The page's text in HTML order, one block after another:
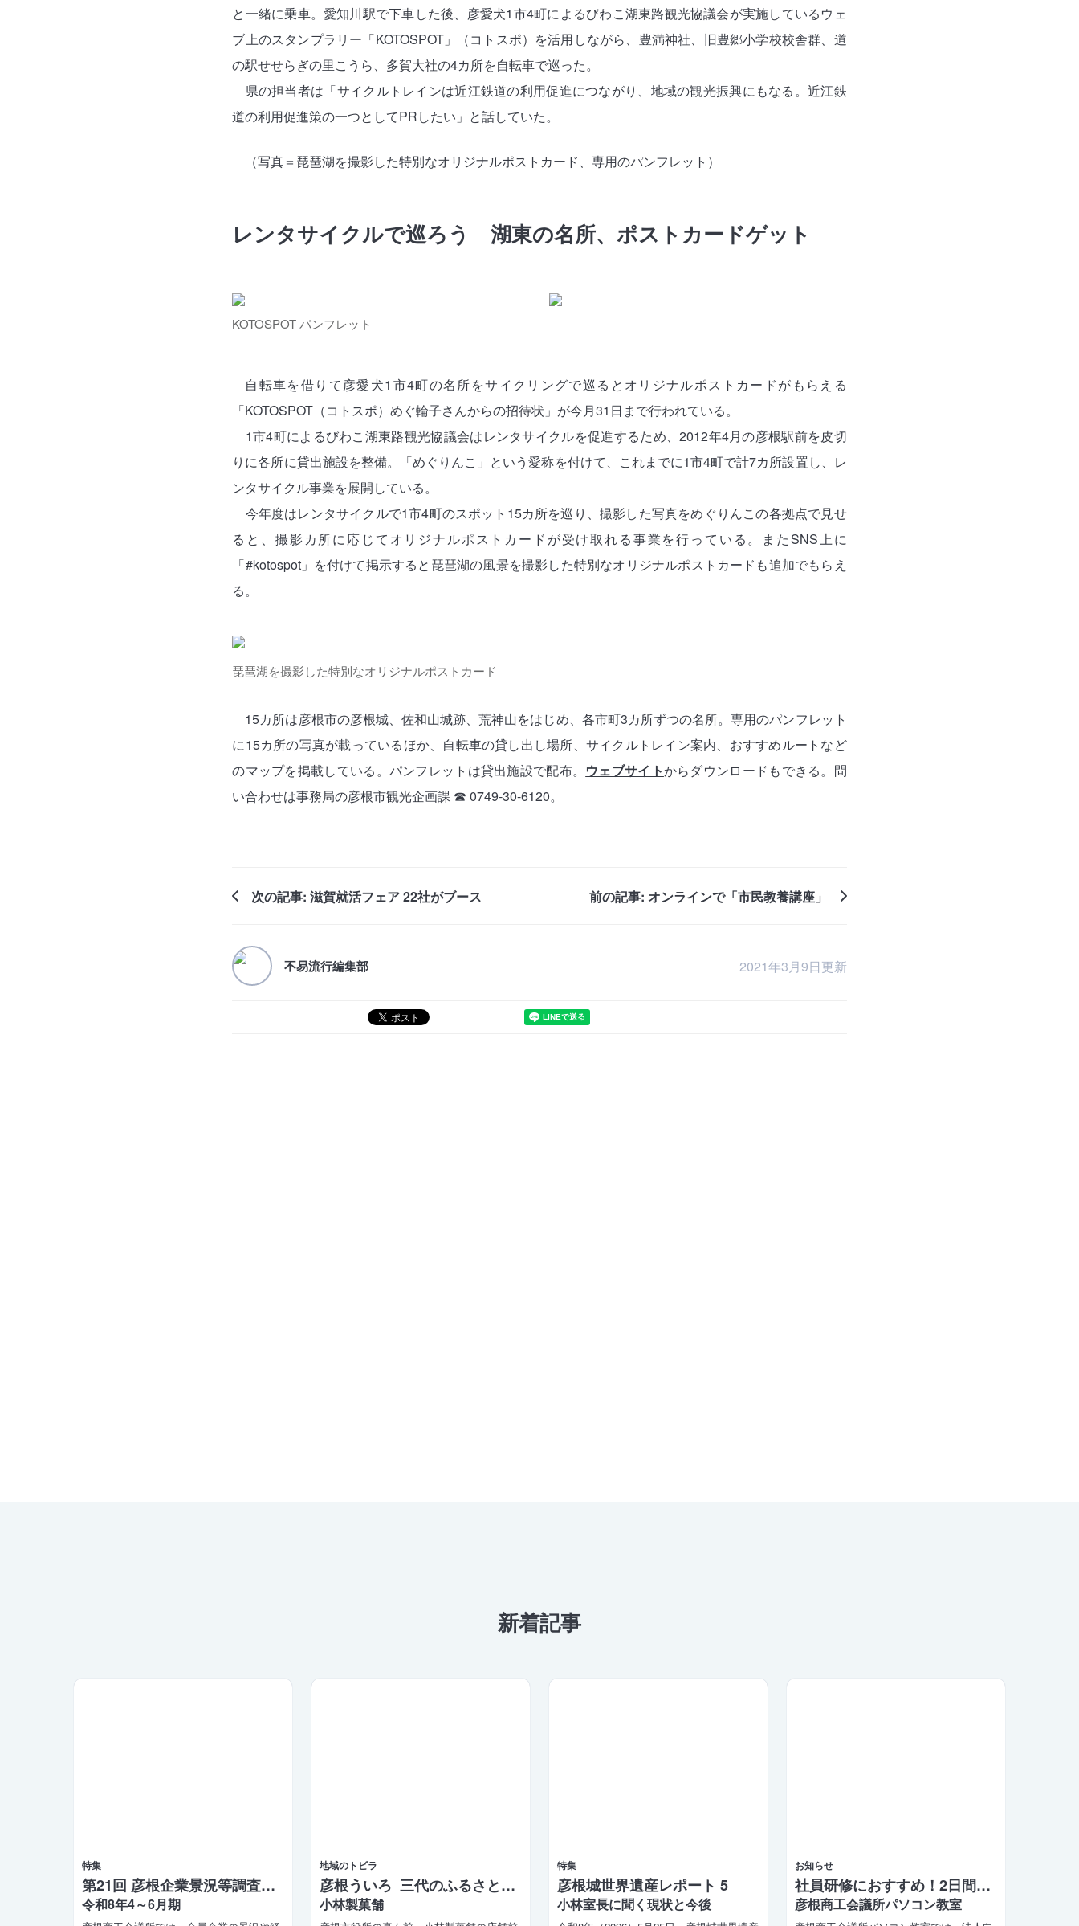
と一緒に乗車。愛知川駅で下車した後、彦愛犬1市4町によるびわこ湖東路観光協議会が実施しているウェ
ブ上のスタンプラリー「KOTOSPOT」（コトスポ）を活用しながら、豊満神社、旧豊郷小学校校舎群、道
の駅せせらぎの里こうら、多賀大社の4カ所を自転車で巡った。
県の担当者は「サイクルトレインは近江鉄道の利用促進につながり、地域の観光振興にもなる。近江鉄
道の利用促進策の一つとしてPRしたい」と話していた。
（写真＝琵琶湖を撮影した特別なオリジナルポストカード、専用のパンフレット）
レンタサイクルで巡ろう 湖東の名所、ポストカードゲット
KOTOSPOT パンフレット
自転車を借りて彦愛犬1市4町の名所をサイクリングで巡るとオリジナルポストカードがもらえる
「KOTOSPOT（コトスポ）めぐ輪子さんからの招待状」が今月31日まで行われている。
1市4町によるびわこ湖東路観光協議会はレンタサイクルを促進するため、2012年4月の彦根駅前を皮切
りに各所に貸出施設を整備。「めぐりんこ」という愛称を付けて、これまでに1市4町で計7カ所設置し、レ
ンタサイクル事業を展開している。
今年度はレンタサイクルで1市4町のスポット15カ所を巡り、撮影した写真をめぐりんこの各拠点で見せ
ると、撮影カ所に応じてオリジナルポストカードが受け取れる事業を行っている。またSNS上に
「#kotospot」を付けて掲示すると琵琶湖の風景を撮影した特別なオリジナルポストカードも追加でもらえ
る。
琵琶湖を撮影した特別なオリジナルポストカード
15カ所は彦根市の彦根城、佐和山城跡、荒神山をはじめ、各市町3カ所ずつの名所。専用のパンフレット
に15カ所の写真が載っているほか、自転車の貸し出し場所、サイクルトレイン案内、おすすめルートなど
のマップを掲載している。パンフレットは貸出施設で配布。 ウェブサイトからダウンロードもできる。問
い合わせは事務局の彦根市観光企画課 ☎︎ 0749-30-6120。
次の記事: 滋賀就活フェア 22社がブース 前の記事: オンラインで「市民教養講座」
不易流行編集部 2021年3月9日更新
新着記事
特集
第21回 彦根企業景況等調査報告
令和8年4～6月期
地域のトビラ
彦根ういろ 三代のふるさとの味
小林製菓舗
特集
彦根城世界遺産レポート 5
小林室長に聞く現状と今後
お知らせ
社員研修におすすめ！2日間で学べるビジネス講座
彦根商工会議所パソコン教室